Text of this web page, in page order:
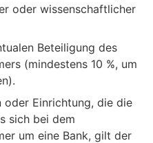
oder wissenschaftlicher
Beteiligung des
(mindestens 10 %, um
oder Einrichtung, die die
sich bei dem
um eine Bank, gilt der